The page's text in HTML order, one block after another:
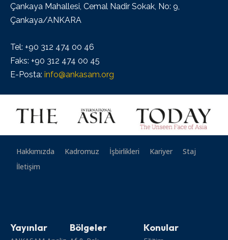
Çankaya Mahallesi, Cemal Nadir Sokak, No: 9,
Çankaya/ANKARA
Tel: +90 312 474 00 46
Faks: +90 312 474 00 45
E-Posta: info@ankasam.org
Hakkımızda Kadromuz İşbirlikleri Kariyer
Staj
İletişim
Yayınlar Bölgeler Konular